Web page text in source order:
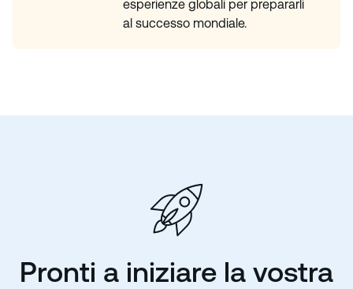
esperienze globali per prepararli
al successo mondiale.
Pronti a iniziare la vostra